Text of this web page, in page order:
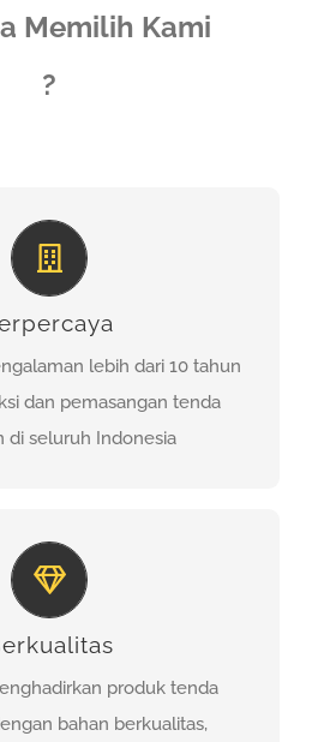
Memilih Kami
?
lebih dari 10 tahun
dan pemasangan tenda
di seluruh Indonesia
lebih dari 10 tahun
dan pemasangan tenda
di seluruh Indonesia.
produk tenda
bahan berkualitas,
TERJAMIN
produk tenda
bahan berkualitas,
awet serta tahan lama